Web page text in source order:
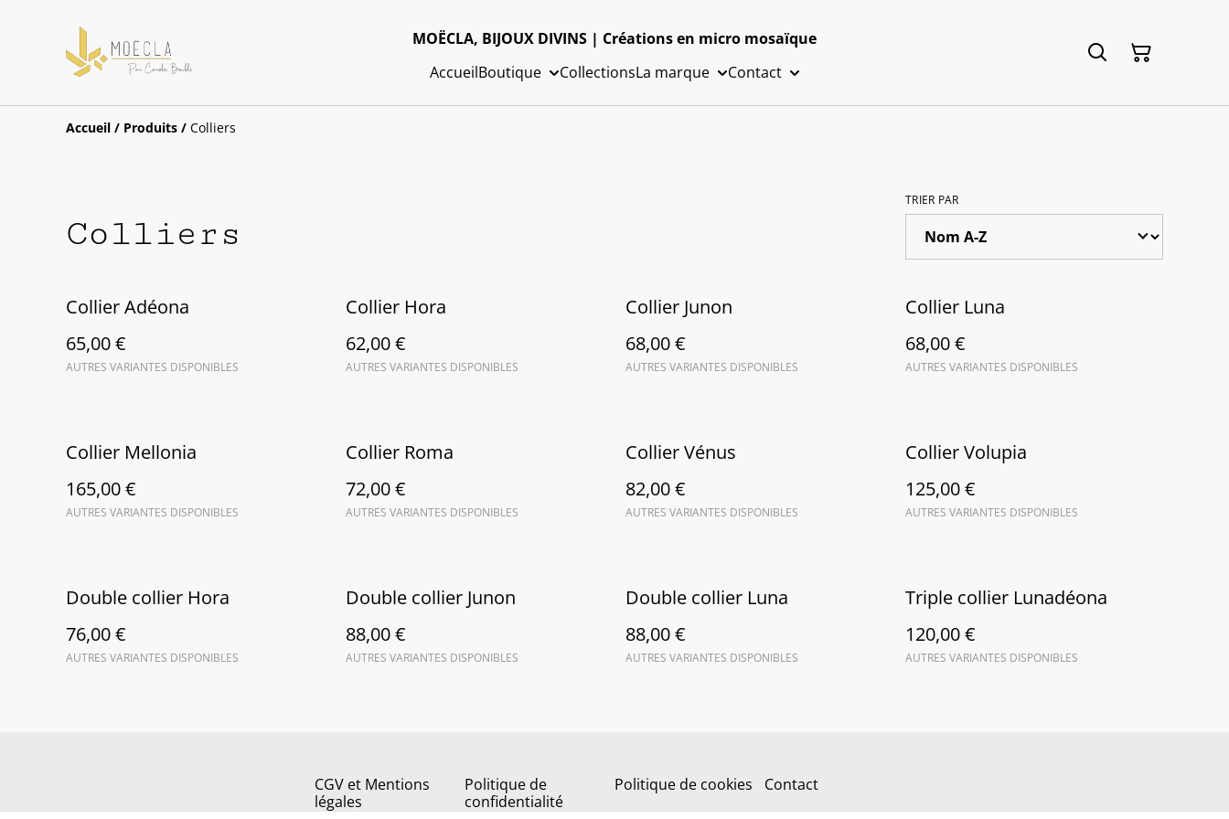
MOËCLA, BIJOUX DIVINS | Créations en micro mosaïque
AccueilBoutique CollectionsLa marque Contact
Accueil / Produits / Colliers
Colliers
TRIER PAR
Collier Adéona
65,00 €
AUTRES VARIANTES DISPONIBLES
Collier Hora
62,00 €
AUTRES VARIANTES DISPONIBLES
Collier Junon
68,00 €
AUTRES VARIANTES DISPONIBLES
Collier Luna
68,00 €
AUTRES VARIANTES DISPONIBLES
Collier Mellonia
165,00 €
AUTRES VARIANTES DISPONIBLES
Collier Roma
72,00 €
AUTRES VARIANTES DISPONIBLES
Collier Vénus
82,00 €
AUTRES VARIANTES DISPONIBLES
Collier Volupia
125,00 €
AUTRES VARIANTES DISPONIBLES
Double collier Hora
76,00 €
AUTRES VARIANTES DISPONIBLES
Double collier Junon
88,00 €
AUTRES VARIANTES DISPONIBLES
Double collier Luna
88,00 €
AUTRES VARIANTES DISPONIBLES
Triple collier Lunadéona
120,00 €
AUTRES VARIANTES DISPONIBLES
CGV et Mentions
légales
Politique de
confidentialité
Politique de cookies Contact